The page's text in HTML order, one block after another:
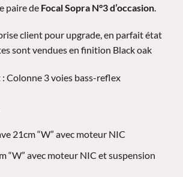
paire de Focal Sopra N°3 d’occasion
client pour upgrade, en parfait état
sont vendues en finition Black oak
Colonne 3 voies bass-reflex
21cm “W” avec moteur NIC
“W” avec moteur NIC et suspension